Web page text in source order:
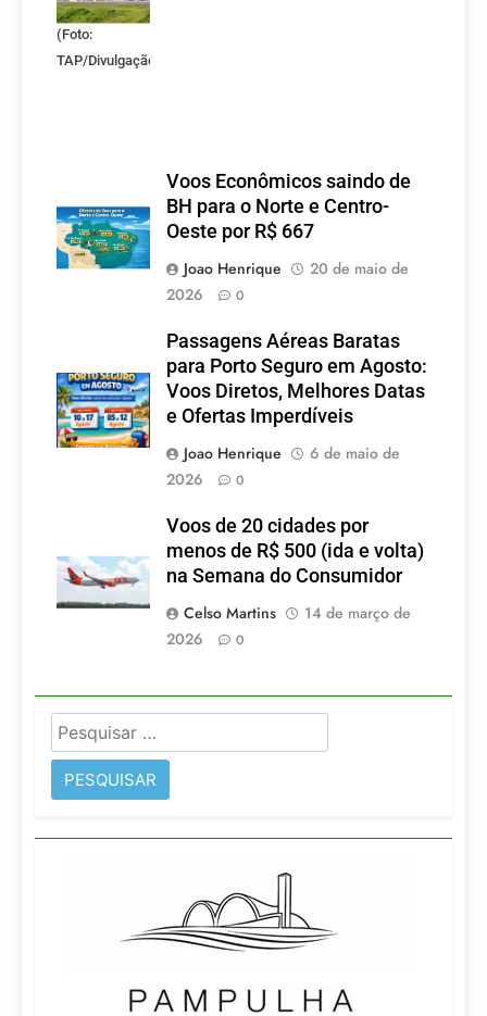
Portugal.
(Foto:
TAP/Divulgação)
Voos Econômicos saindo de
BH para o Norte e Centro-
Oeste por R$ 667
Joao Henrique
20 de maio de
2026
0
Passagens Aéreas Baratas
para Porto Seguro em Agosto:
Voos Diretos, Melhores Datas
e Ofertas Imperdíveis
Joao Henrique
6 de maio de
2026
0
Voos de 20 cidades por
menos de R$ 500 (ida e volta)
na Semana do Consumidor
Celso Martins
14 de março de
2026
0
Pesquisar
por: